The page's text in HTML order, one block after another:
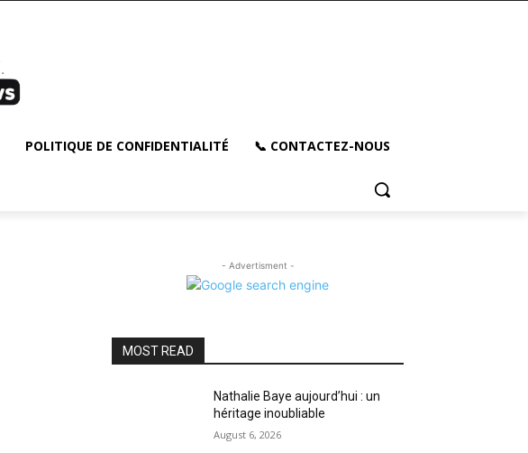
POLITIQUE DE CONFIDENTIALITÉ 📞 CONTACTEZ-NOUS
- Advertisment -
MOST READ
Nathalie Baye aujourd’hui : un
héritage inoubliable
August 6, 2026